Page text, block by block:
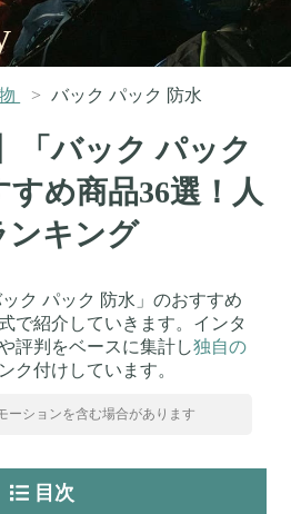
バック パック 防水
「バック パック
すめ商品36選！人
ンキング
ク パック 防水」のおすすめ
で紹介していきます。インタ
評判をベースに集計し独自の
ク付けしています。
ーションを含む場合があります
目次